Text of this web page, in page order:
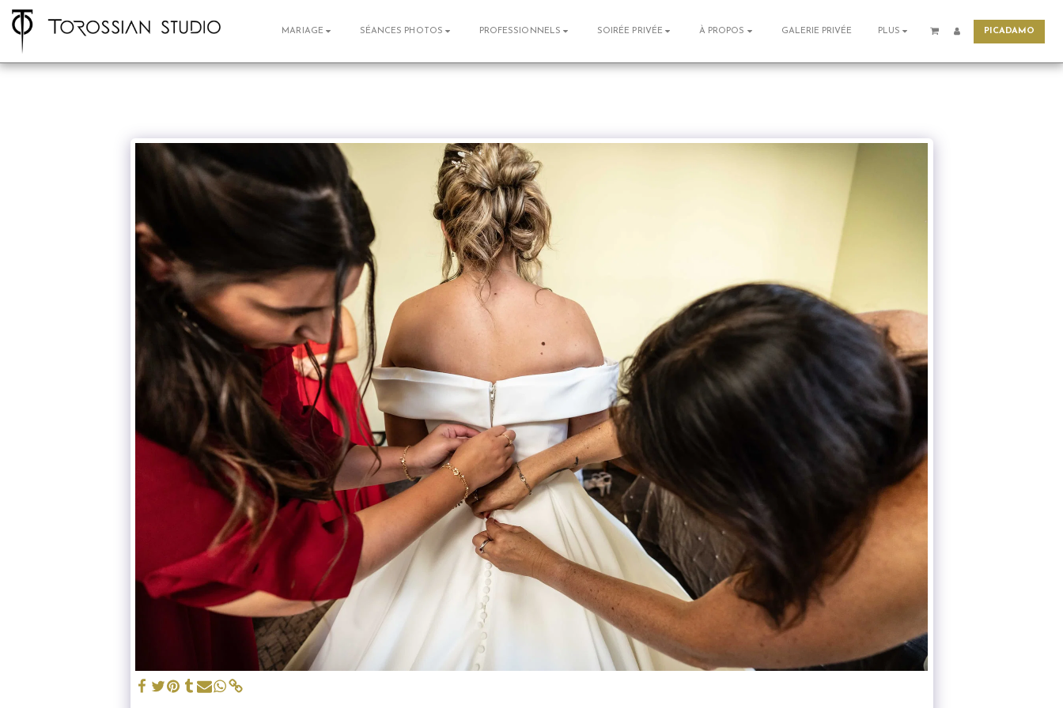
MARIAGE SÉANCES PHOTOS PROFESSIONNELS SOIRÉE PRIVÉE À PROPOS GALERIE PRIVÉE PLUS PICADAMO